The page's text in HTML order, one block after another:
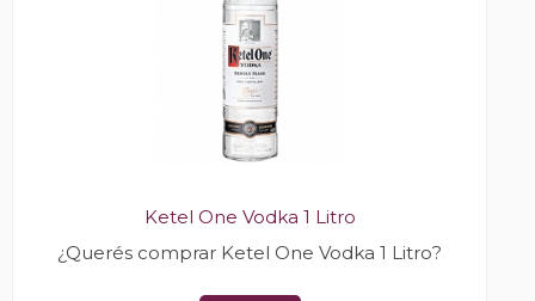
Ketel One Vodka 1 Litro
¿Querés comprar Ketel One Vodka 1 Litro?